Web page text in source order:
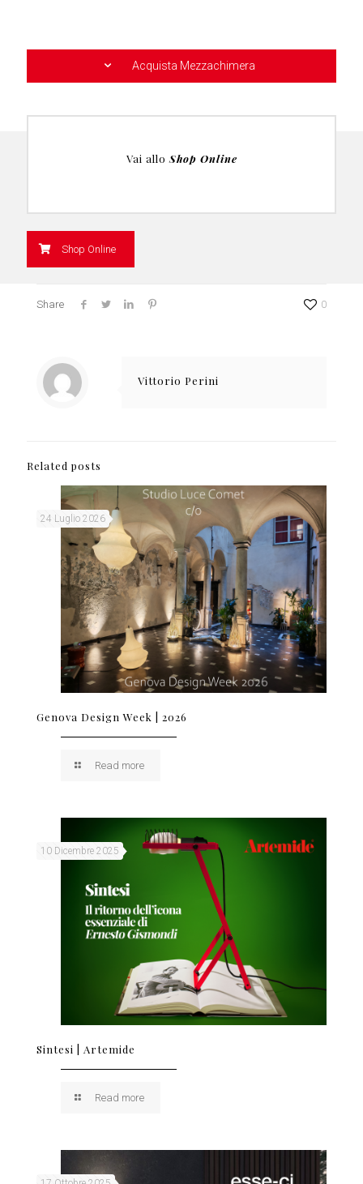
Acquista Mezzachimera
Vai allo Shop Online
Shop Online
Share 0
Vittorio Perini
Related posts
24 Luglio 2026
Genova Design Week | 2026
Read more
10 Dicembre 2025
Sintesi | Artemide
Read more